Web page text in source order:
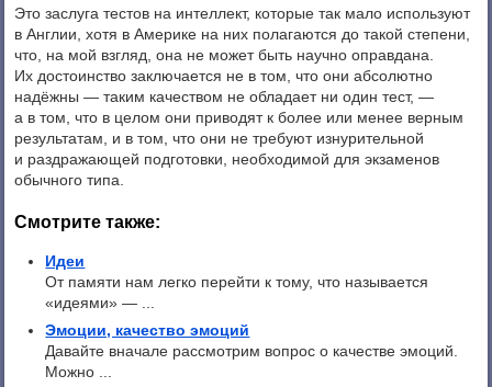
Это заслуга тестов на интеллект, которые так мало используют
в Англии, хотя в Америке на них полагаются до такой степени,
что, на мой взгляд, она не может быть научно оправдана.
Их достоинство заключается не в том, что они абсолютно
надёжны — таким качеством не обладает ни один тест, —
а в том, что в целом они приводят к более или менее верным
результатам, и в том, что они не требуют изнурительной
и раздражающей подготовки, необходимой для экзаменов
обычного типа.
Смотрите также:
Идеи
От памяти нам легко перейти к тому, что называется
«идеями» — ...
Эмоции, качество эмоций
Давайте вначале рассмотрим вопрос о качестве эмоций.
Можно ...